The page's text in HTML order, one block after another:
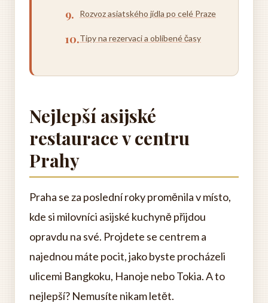
Rozvoz asiatského jídla po celé Praze
Tipy na rezervaci a oblíbené časy
Nejlepší asijské
restaurace v centru
Prahy
Praha se za poslední roky proměnila v místo,
kde si milovníci asijské kuchyně přijdou
opravdu na své. Projdete se centrem a
najednou máte pocit, jako byste procházeli
ulicemi Bangkoku, Hanoje nebo Tokia. A to
nejlepší? Nemusíte nikam letět.